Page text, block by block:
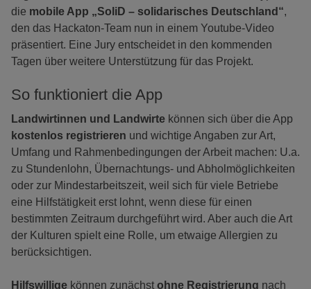
die mobile App „SoliD – solidarisches Deutschland“,
den das Hackaton-Team nun in einem Youtube-Video
präsentiert. Eine Jury entscheidet in den kommenden
Tagen über weitere Unterstützung für das Projekt.
So funktioniert die App
Landwirtinnen und Landwirte können sich über die App
kostenlos registrieren und wichtige Angaben zur Art,
Umfang und Rahmenbedingungen der Arbeit machen: U.a.
zu Stundenlohn, Übernachtungs- und Abholmöglichkeiten
oder zur Mindestarbeitszeit, weil sich für viele Betriebe
eine Hilfstätigkeit erst lohnt, wenn diese für einen
bestimmten Zeitraum durchgeführt wird. Aber auch die Art
der Kulturen spielt eine Rolle, um etwaige Allergien zu
berücksichtigen.
Hilfswillige können zunächst ohne Registrierung nach